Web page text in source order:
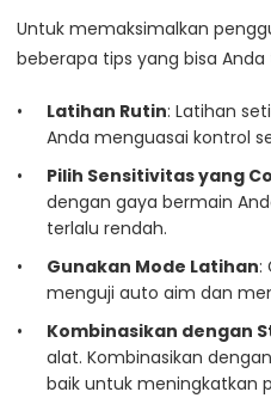
Untuk memaksimalkan
beberapa tips yang bisa Anda
Latihan Rutin: Latihan
Anda menguasai kontrol
Pilih Sensitivitas yang
dengan gaya bermain
terlalu rendah.
Gunakan Mode Latihan:
menguji auto aim dan
Kombinasikan dengan
alat. Kombinasikan
baik untuk meningkatkan